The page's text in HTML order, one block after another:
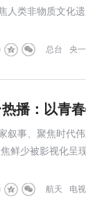
人类非物质文
央一
总台
热播：以青
叙事、聚焦时代
鲜少被影视化呈
电
航天